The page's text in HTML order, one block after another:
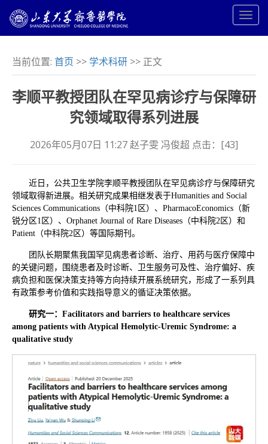
当前位置: 首页 >> 学术科研 >> 正文
李顺平教授团队在罕见病诊疗与保障研
究领域取得系列进展
2026年05月07日 11:27 赵子雯 冯俊超 点击：[43]
近日，公共卫生学院李顺平教授团队在罕见病诊疗与保障研究
领域取得新进展。相关研究成果相继发表于Humanities and Social
Sciences Communications （中科院1区）、 PharmacoEconomics （新
锐分区1区）、 Orphanet Journal of Rare Diseases （中科院2区）和
Patient （中科院2区）等国际期刊。
团队长期聚焦我国罕见病患者诊断、治疗、用药与医疗保障中
的关键问题，围绕患者及时诊断、卫生服务可及性、治疗偏好、疾
病负担和医保决策支持等方向持续开展系统研究，形成了一系列具
有政策参考价值和实践指导意义的循证决策依据。
研究一： Facilitators and barriers to healthcare services
among patients with Atypical Hemolytic-Uremic Syndrome: a
qualitative study